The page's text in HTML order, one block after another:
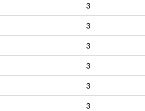
3
3
3
3
3
3